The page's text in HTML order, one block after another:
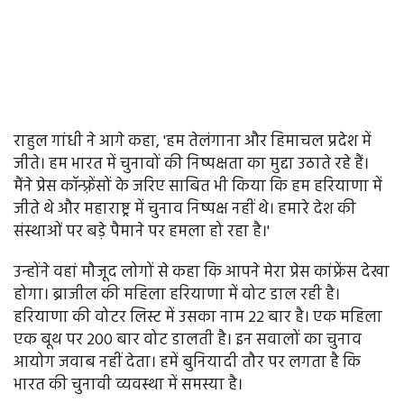
राहुल गांधी ने आगे कहा, 'हम तेलंगाना और हिमाचल प्रदेश में
जीते। हम भारत में चुनावों की निष्पक्षता का मुद्दा उठाते रहे हैं।
मैंने प्रेस कॉन्फ़्रेंसों के जरिए साबित भी किया कि हम हरियाणा में
जीते थे और महाराष्ट्र में चुनाव निष्पक्ष नहीं थे। हमारे देश की
संस्थाओं पर बड़े पैमाने पर हमला हो रहा है।'
उन्होंने वहां मौजूद लोगों से कहा कि आपने मेरा प्रेस कांफ्रेंस देखा
होगा। ब्राजील की महिला हरियाणा में वोट डाल रही है।
हरियाणा की वोटर लिस्ट में उसका नाम 22 बार है। एक महिला
एक बूथ पर 200 बार वोट डालती है। इन सवालों का चुनाव
आयोग जवाब नहीं देता। हमें बुनियादी तौर पर लगता है कि
भारत की चुनावी व्यवस्था में समस्या है।